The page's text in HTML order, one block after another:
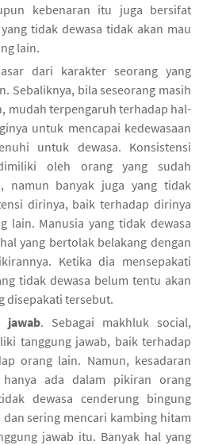
kebenaran itu juga bersifat
tidak dewasa tidak akan mau
lain.
dari karakter seorang yang
Sebaliknya, bila seseorang masih
mudah terpengaruh terhadap hal-
untuk mencapai kedewasaan
untuk dewasa. Konsistensi
oleh orang yang sudah
namun banyak juga yang tidak
dirinya, baik terhadap dirinya
lain. Manusia yang tidak dewasa
yang bertolak belakang dengan
Ketika dia mensepakati
tidak dewasa belum tentu akan
disepakati tersebut.
jawab. Sebagai makhluk social,
tanggung jawab, baik terhadap
orang lain. Namun, kesadaran
ada dalam pikiran orang
dewasa cenderung bingung
sering mencari kambing hitam
jawab itu. Banyak hal yang